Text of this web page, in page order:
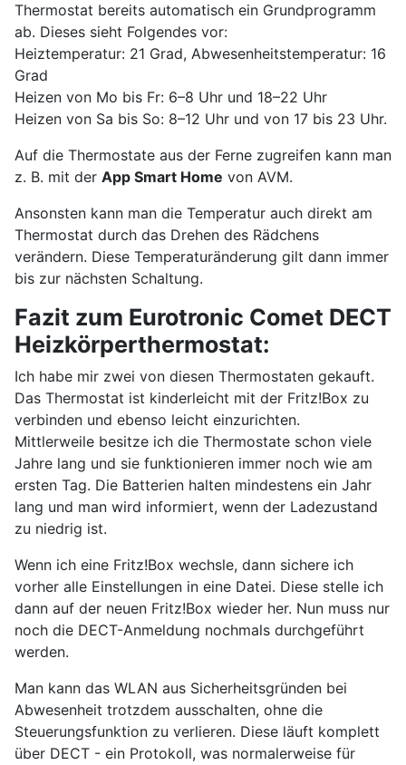
Thermostat bereits automatisch ein Grundprogramm
ab. Dieses sieht Folgendes vor:
Heiztemperatur: 21 Grad, Abwesenheitstemperatur: 16
Grad
Heizen von Mo bis Fr: 6–8 Uhr und 18–22 Uhr
Heizen von Sa bis So: 8–12 Uhr und von 17 bis 23 Uhr.
Auf die Thermostate aus der Ferne zugreifen kann man
z. B. mit der App Smart Home von AVM.
Ansonsten kann man die Temperatur auch direkt am
Thermostat durch das Drehen des Rädchens
verändern. Diese Temperaturänderung gilt dann immer
bis zur nächsten Schaltung.
Fazit zum Eurotronic Comet DECT
Heizkörperthermostat:
Ich habe mir zwei von diesen Thermostaten gekauft.
Das Thermostat ist kinderleicht mit der Fritz!Box zu
verbinden und ebenso leicht einzurichten.
Mittlerweile besitze ich die Thermostate schon viele
Jahre lang und sie funktionieren immer noch wie am
ersten Tag. Die Batterien halten mindestens ein Jahr
lang und man wird informiert, wenn der Ladezustand
zu niedrig ist.
Wenn ich eine Fritz!Box wechsle, dann sichere ich
vorher alle Einstellungen in eine Datei. Diese stelle ich
dann auf der neuen Fritz!Box wieder her. Nun muss nur
noch die DECT-Anmeldung nochmals durchgeführt
werden.
Man kann das WLAN aus Sicherheitsgründen bei
Abwesenheit trotzdem ausschalten, ohne die
Steuerungsfunktion zu verlieren. Diese läuft komplett
über DECT - ein Protokoll, was normalerweise für